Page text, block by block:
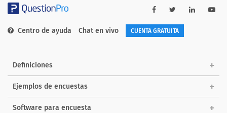
Centro de ayuda Chat en vivo CUENTA GRATUITA
Definiciones
Ejemplos de encuestas
Software para encuesta